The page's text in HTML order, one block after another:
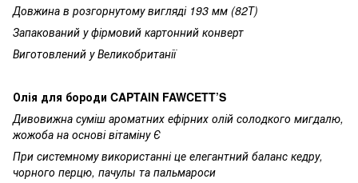
Довжина в розгорнутому вигляді 193 мм (82Т)
Запакований у фірмовий картонний конверт
Виготовлений у Великобританії
Олія для бороди CAPTAIN FAWCETT’S
Дивовижна суміш ароматних ефірних олій солодкого мигдалю,
жожоба на основі вітаміну Є
При системному використанні це елегантний баланс кедру,
чорного перцю, пачулы та пальмароси